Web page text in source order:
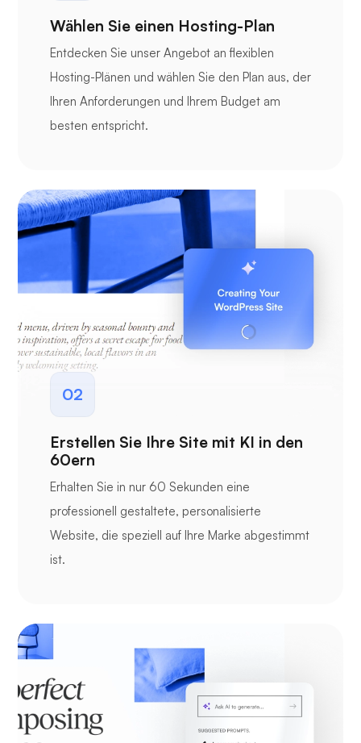
Wählen Sie einen Hosting-Plan
Entdecken Sie unser Angebot an flexiblen
Hosting-Plänen und wählen Sie den Plan aus, der
Ihren Anforderungen und Ihrem Budget am
besten entspricht.
02
Erstellen Sie Ihre Site mit KI in den
60ern
Erhalten Sie in nur 60 Sekunden eine
professionell gestaltete, personalisierte
Website, die speziell auf Ihre Marke abgestimmt
ist.